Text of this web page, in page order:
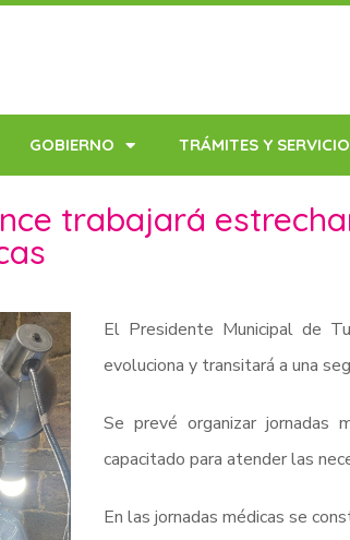
GOBIERNO TRÁMITES Y
trabajará
El Presidente Municipal de
evoluciona y transitará a una
Se prevé organizar jornadas
capacitado para atender las
En las jornadas médicas se